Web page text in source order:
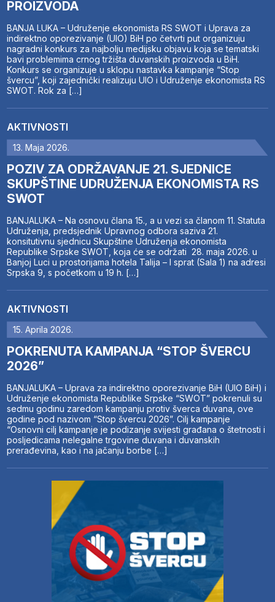
PROIZVODA
BANJA LUKA – Udruženje ekonomista RS SWOT i Uprava za
indirektno oporezivanje (UIO) BiH po četvrti put organizuju
nagradni konkurs za najbolju medijsku objavu koja se tematski
bavi problemima crnog tržišta duvanskih proizvoda u BiH.
Konkurs se organizuje u sklopu nastavka kampanje “Stop
švercu”, koji zajednički realizuju UIO i Udruženje ekonomista RS
SWOT. Rok za […]
AKTIVNOSTI
13. Maja 2026.
POZIV ZA ODRŽAVANJE 21. SJEDNICE
SKUPŠTINE UDRUŽENJA EKONOMISTA RS
SWOT
BANJALUKA – Na osnovu člana 15., a u vezi sa članom 11. Statuta
Udruženja, predsjednik Upravnog odbora saziva 21.
konsitutivnu sjednicu Skupštine Udruženja ekonomista
Republike Srpske SWOT, koja će se održati 28. maja 2026. u
Banjoj Luci u prostorijama hotela Talija – I sprat (Sala 1) na adresi
Srpska 9, s početkom u 19 h. […]
AKTIVNOSTI
15. Aprila 2026.
POKRENUTA KAMPANJA “STOP ŠVERCU
2026”
BANJALUKA – Uprava za indirektno oporezivanje BiH (UIO BiH) i
Udruženje ekonomista Republike Srpske “SWOT” pokrenuli su
sedmu godinu zaredom kampanju protiv šverca duvana, ove
godine pod nazivom “Stop švercu 2026”. Cilj kampanje
“Osnovni cilj kampanje je podizanje svijesti građana o štetnosti i
posljedicama nelegalne trgovine duvana i duvanskih
prerađevina, kao i na jačanju borbe […]